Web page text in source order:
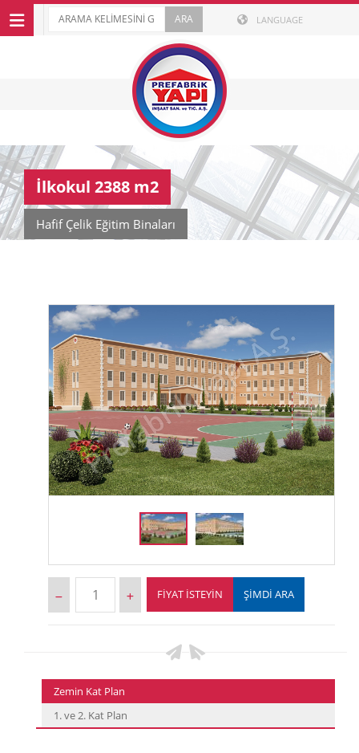
LANGUAGE
İlkokul 2388 m2
Hafif Çelik Eğitim Binaları
FIYAT İSTEYIN ŞİMDİ ARA
Zemin Kat Plan
1. ve 2. Kat Plan